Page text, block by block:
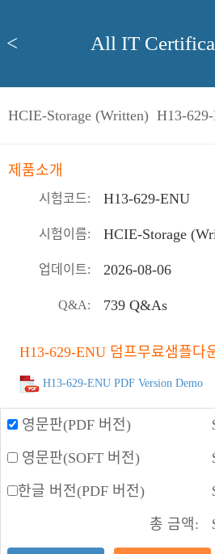
< All IT
HCIE-Storage (Written) H13-
제품소개
시험코드: H13-629-ENU
시험이름: HCIE-Storage
업데이트: 2026-08-06
Q&A: 739 Q&As
H13-629-ENU 덤프무료샘플다
H13-629-ENU PDF Version Demo
영문판(PDF 버전)
영문판(SOFT 버전)
한글 버전(PDF 버전)
총 금액: